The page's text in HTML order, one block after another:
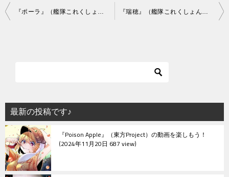
投
シ
ョ
ン
最新の投稿です♪
『Poison Apple』（東方Project）の動画を楽しもう！
2024年11月20日 687 view